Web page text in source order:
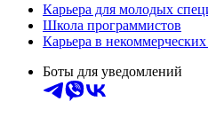
Карьера для молодых
Школа программистов
Карьера в
Боты для уведомлений